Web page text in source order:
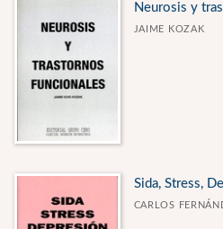
Neurosis y
JAIME KOZAK
Sida, Stress,
CARLOS